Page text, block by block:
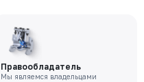
Правообладатель
Мы являемся владельцами